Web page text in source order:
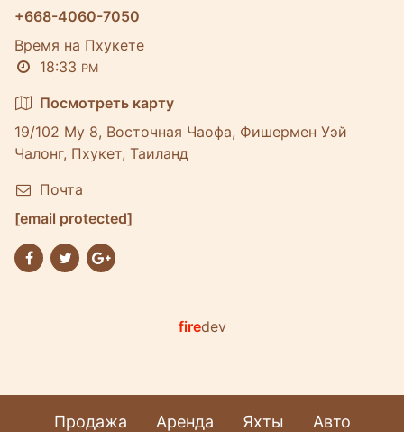
+668-4060-7050
Время на Пхукете
18:33 PM
Посмотреть карту
19/102 Му 8, Восточная Чаофа, Фишермен Уэй
Чалонг, Пхукет, Таиланд
Почта
[email protected]
firedev
Продажа Аренда Яхты Авто